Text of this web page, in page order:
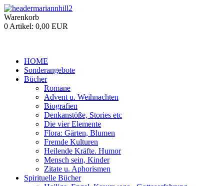
Warenkorb
0 Artikel: 0,00 EUR
HOME
Sonderangebote
Bücher
Romane
Advent u. Weihnachten
Biografien
Denkanstöße, Stories etc
Die vier Elemente
Flora: Gärten, Blumen
Fremde Kulturen
Heilende Kräfte. Humor
Mensch sein, Kinder
Zitate u. Aphorismen
Spirituelle Bücher